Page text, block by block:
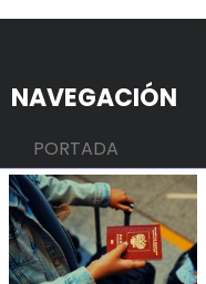
NAVEGACIÓN
PORTADA
RIVAS
MADRID Y MÁS
OCIO Y CULTURA